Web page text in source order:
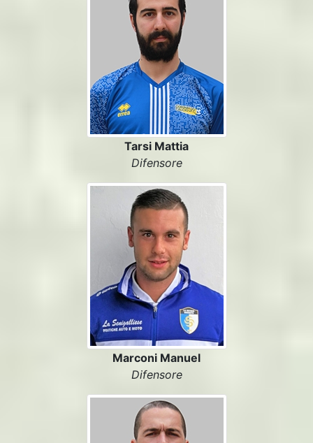
Tarsi Mattia
Difensore
Marconi Manuel
Difensore